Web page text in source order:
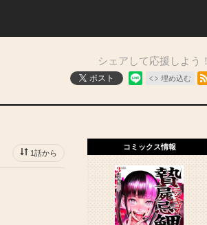
シェアして応援しよう！
ポスト 埋め込む
1話から
コミックス情報